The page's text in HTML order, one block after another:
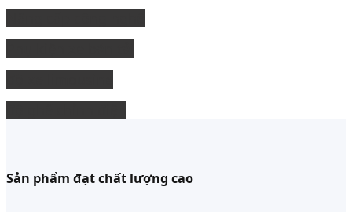
Sản phẩm đạt chất lượng cao